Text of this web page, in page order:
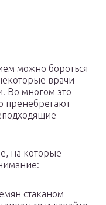
можно бороться
врачи
Во многом это
пренебрегают
на которые
стаканом